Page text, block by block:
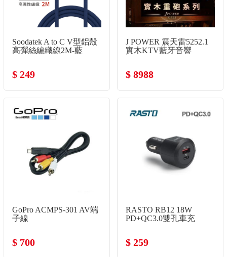
Soodatek A to C V型鋁殼
高彈絲編織線2M-藍
$ 249
J POWER 震天雷5252.1
實木KTV藍牙音響
$ 8988
GoPro ACMPS-301 AV端
子線
$ 700
RASTO RB12 18W
PD+QC3.0雙孔車充
$ 259